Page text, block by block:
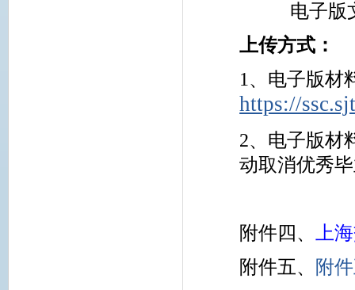
电子版
上传方式：
1、电子版材
https://
2、电子版材
动取消优秀
附件四、
上
附件五、
附